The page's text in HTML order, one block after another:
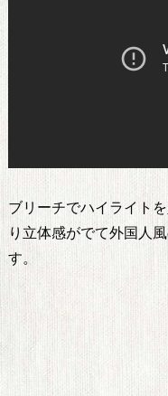
ブリーチでハイライト
り立体感がでて外国人
す。